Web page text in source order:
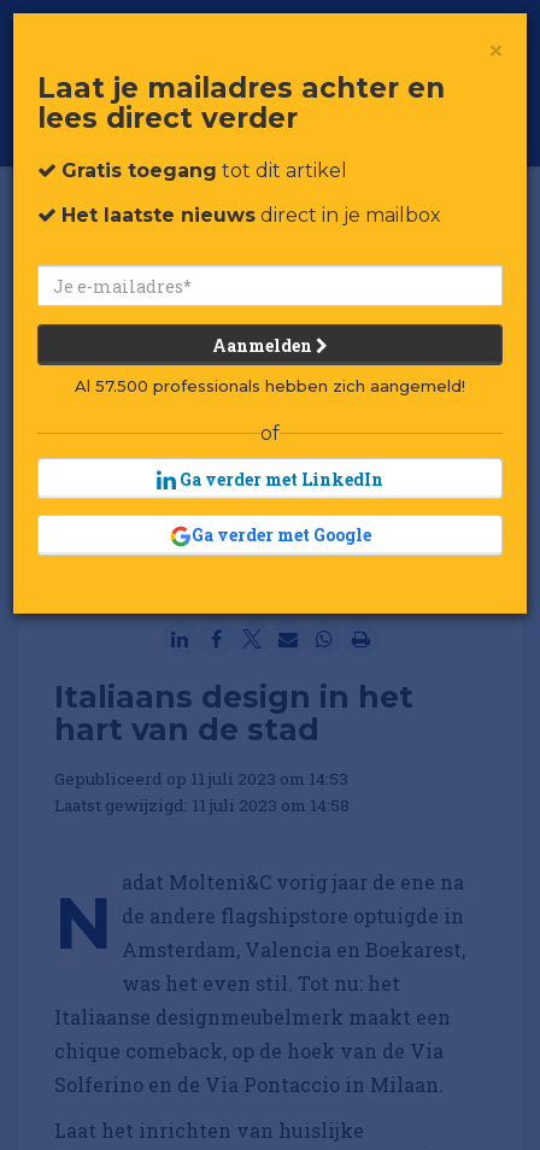
Voor professionals in retail & brands
Toggle
Italiaans design in het
hart van de stad
Gepubliceerd op 11 juli 2023 om 14:53
Laatst gewijzigd: 11 juli 2023 om 14:58
N
adat Molteni&C vorig jaar de ene na
de andere flagshipstore optuigde in
Amsterdam, Valencia en Boekarest,
was het even stil. Tot nu: het
Italiaanse designmeubelmerk maakt een
chique comeback, op de hoek van de Via
Solferino en de Via Pontaccio in Milaan.
Laat het inrichten van huislijke
×
Laat je mailadres achter en
lees direct verder
Gratis toegang tot dit artikel
Het laatste nieuws direct in je mailbox
Aanmelden
Al 57.500 professionals hebben zich aangemeld!
of
Ga verder met LinkedIn
Ga verder met Google